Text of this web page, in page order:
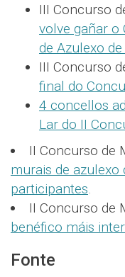
III Concurso
volve gañar o
de Azulexo de
III Concurso
final do
4 concellos
Lar do II
II Concurso de
murais de azulexo
participantes.
II Concurso de
benéfico máis
Fonte